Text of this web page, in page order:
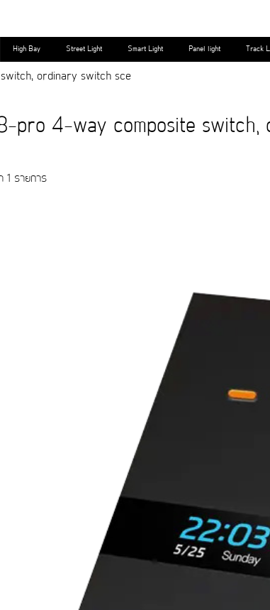
High Bay Street Light Smart Light Panel light Track
ordinary switch sce
pro 4-way composite switch,
1 รายการ